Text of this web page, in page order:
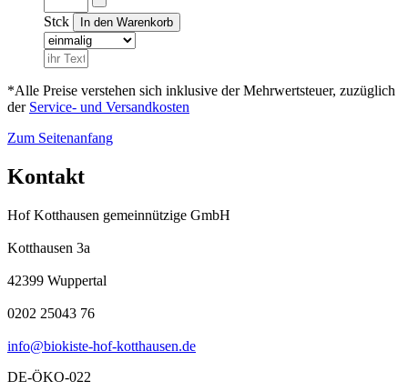
Stck
*Alle Preise verstehen sich inklusive der Mehrwertsteuer, zuzüglich
der Service- und Versandkosten
Zum Seitenanfang
Kontakt
Hof Kotthausen gemeinnützige GmbH
Kotthausen 3a
42399 Wuppertal
0202 25043 76
info@biokiste-hof-kotthausen.de
DE-ÖKO-022